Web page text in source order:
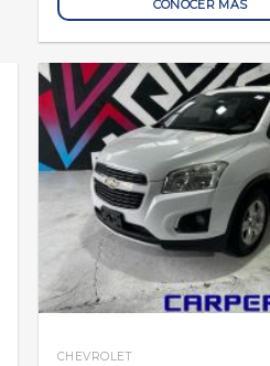
CONOCER MÁS
CHEVROLET